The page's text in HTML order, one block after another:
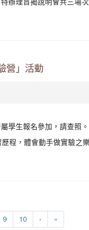
營」活動
學生報名參加，請查照
程，體會動手做實驗之
9 10 › »